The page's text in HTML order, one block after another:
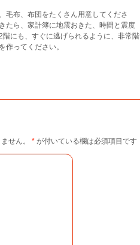
毛布、布団をたくさん用意してくださ
たら、家計簿に地震おきた、時間と震度
にも、すぐに逃げられるように、非常階
作ってください。
せん。 * が付いている欄は必須項目です